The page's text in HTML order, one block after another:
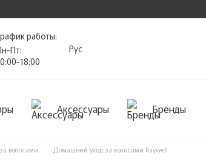
работы:
Пт:
18:00
Рус
Аксессуары Бренды
волосами
Домашний уход за волосами Raywell